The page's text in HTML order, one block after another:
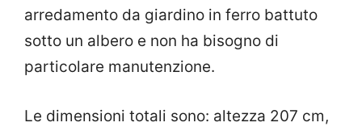
arredamento da giardino in ferro battuto
sotto un albero e non ha bisogno di
particolare manutenzione.
Le dimensioni totali sono: altezza 207 cm,